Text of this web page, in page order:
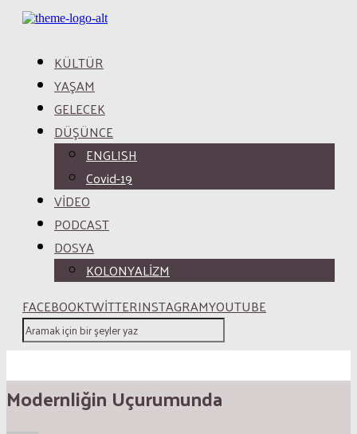
KÜLTÜR
YAŞAM
GELECEK
DÜŞÜNCE
ENGLISH
Covid-19
VİDEO
PODCAST
DOSYA
KOLONYALİZM
FACEBOOKTWITTERINSTAGRAMYOUTUBE
Modernliğin Uçurumunda